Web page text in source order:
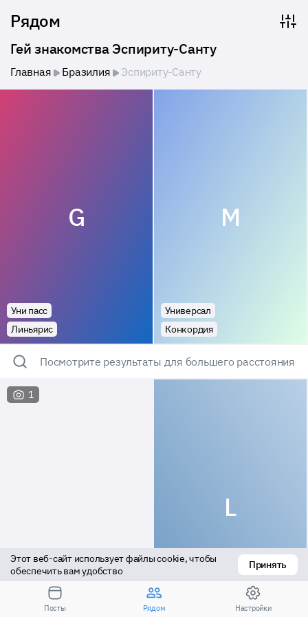
Рядом
Гей знакомства Эспириту-Санту
Главная Бразилия Эспириту-Санту
G
Уни пасс
Линьярис
M
Универсал
Конкордия
Посмотрите результаты для большего расстояния
1
L
Этот веб-сайт использует файлы cookie, чтобы
обеспечить вам удобство
Принять
Посты Рядом Настройки